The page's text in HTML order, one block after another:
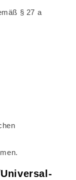
§ 27 a